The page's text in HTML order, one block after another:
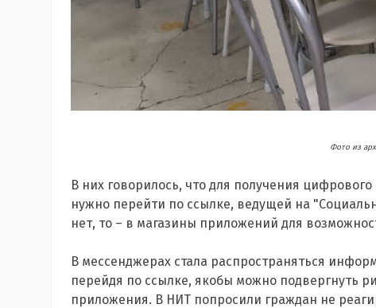
Фото из
В них говорилось, что для получения
нужно перейти по ссылке, ведущей на
нет, то – в магазины приложений для
В мессенджерах стала распространяться
перейдя по ссылке, якобы можно подвергнуть
приложения. В НИТ попросили граждан не